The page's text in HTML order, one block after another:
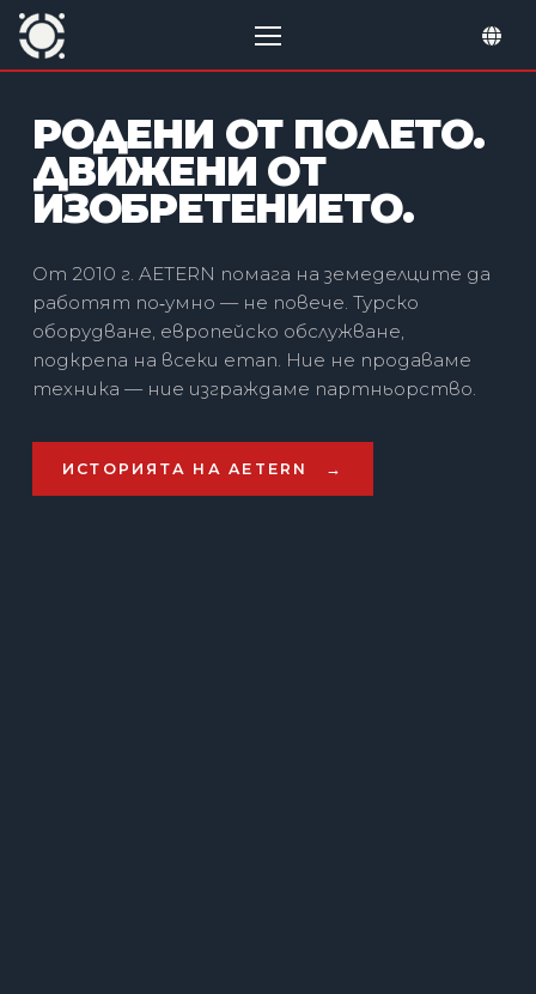
РОДЕНИ ОТ ПОЛЕТО.
ДВИЖЕНИ ОТ
ИЗОБРЕТЕНИЕТО.
От 2010 г. AETERN помага на земеделците да
работят по‑умно — не повече. Турско
оборудване, европейско обслужване,
подкрепа на всеки етап. Ние не продаваме
техника — ние изграждаме партньорство.
ИСТОРИЯТА НА AETERN